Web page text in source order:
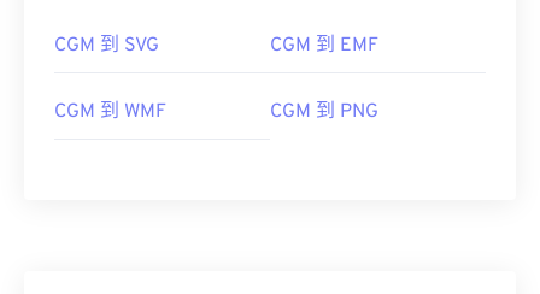
CGM 到 SVG CGM 到 EMF
CGM 到 WMF CGM 到 PNG